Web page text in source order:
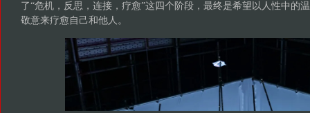
了“危机，反思，连接，疗愈”这四个阶段，最终是希望以人性中的
敬意来疗愈自己和他人。